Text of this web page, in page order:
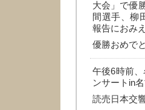
大会」で優
間選手、柳
報告におみ
優勝おめで
午後6時前
ンサートin
読売日本交